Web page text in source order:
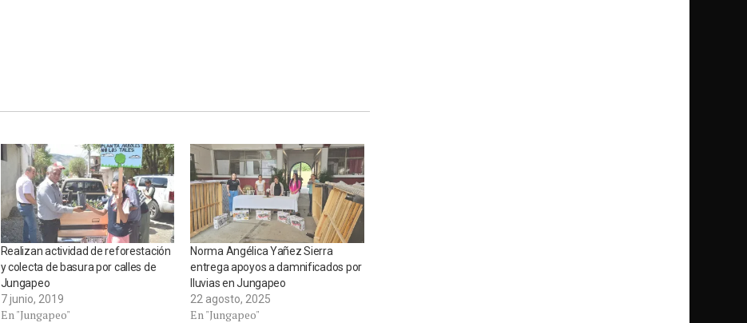
Realizan actividad de reforestación
y colecta de basura por calles de
Jungapeo
7 junio, 2019
En "Jungapeo"
Norma Angélica Yañez Sierra
entrega apoyos a damnificados por
lluvias en Jungapeo
22 agosto, 2025
En "Jungapeo"